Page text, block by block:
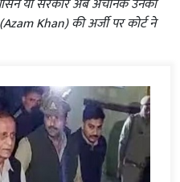
Khan) की अर्जी पर कोर्ट ने